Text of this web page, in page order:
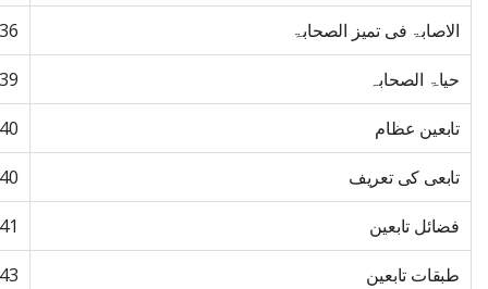
الاصابۃ فی تمیز الصحابۃ 36
حیاۃ الصحابہ 39
تابعین عظام 40
تابعی کی تعریف 40
فضائل تابعین 41
طبقات تابعین 43